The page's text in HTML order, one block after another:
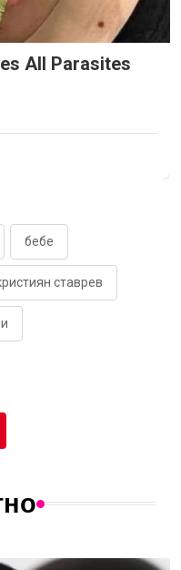
All Parasites
бебе
ставрев